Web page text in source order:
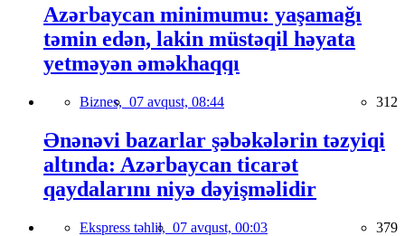
Azərbaycan minimumu: yaşamağı
təmin edən, lakin müstəqil həyata
yetməyən əməkhaqqı
Biznes, 07 avqust, 08:44 312
Ənənəvi bazarlar şəbəkələrin təzyiqi
altında: Azərbaycan ticarət
qaydalarını niyə dəyişməlidir
Ekspress təhlil, 07 avqust, 00:03 379